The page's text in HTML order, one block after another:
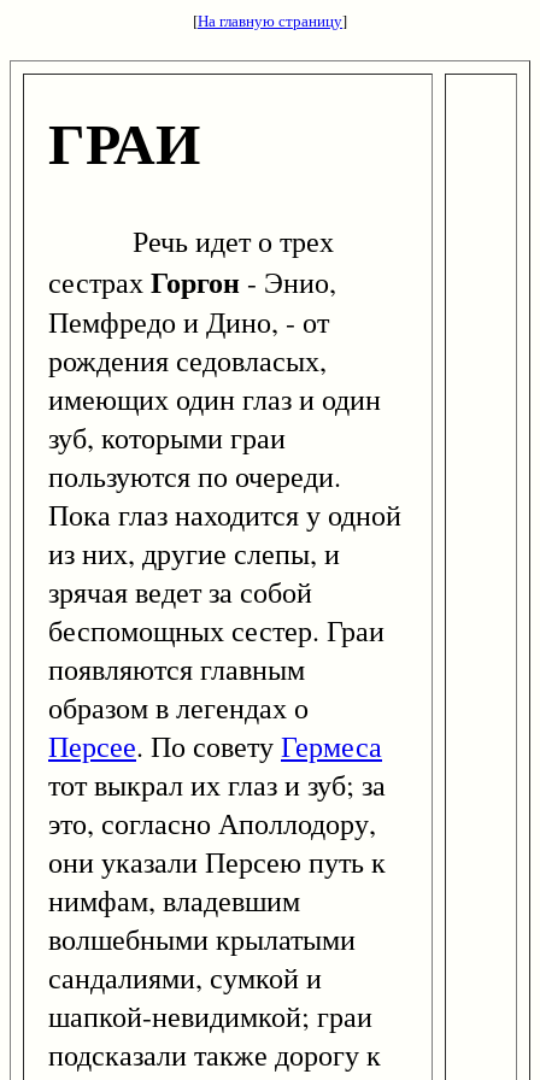
[На главную страницу]
ГРАИ
Речь идет о трех
сестрахГоргон - Энио,
Пемфредо и Дино, - от
рождения седовласых,
имеющих один глаз и один
зуб, которыми граи
пользуются по очереди.
Пока глаз находится у одной
из них, другие слепы, и
зрячая ведет за собой
беспомощных сестер. Граи
появляются главным
образом в легендах о
Персее. По советуГермеса
тот выкрал их глаз и зуб; за
это, согласно Аполлодору,
они указали Персею путь к
нимфам, владевшим
волшебными крылатыми
сандалиями, сумкой и
шапкой-невидимкой; граи
подсказали также дорогу к